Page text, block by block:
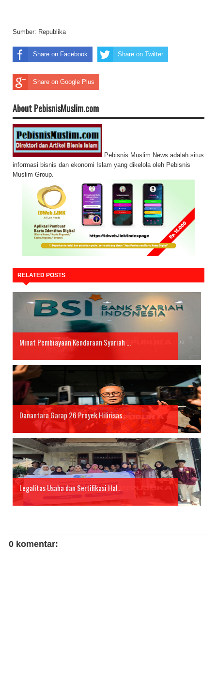
Sumber: Republika
Share on Facebook Share on Twitter
Share on Google Plus
About PebisnisMuslim.com
Pebisnis Muslim News adalah situs
informasi bisnis dan ekonomi Islam yang dikelola oleh Pebisnis
Muslim Group.
RELATED POSTS
Minat Pembiayaan Kendaraan Syariah ...
Danantara Garap 26 Proyek Hilirisas...
Legalitas Usaha dan Sertifikasi Hal...
0 komentar: